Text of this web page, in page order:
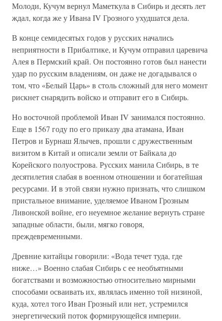
Молоди, Кучум вернул Маметкула в Сибирь и десять лет
ждал, когда же у Ивана IV Грозного ухудшатся дела.
В конце семидесятых годов у русских начались
неприятности в Прибалтике, и Кучум отправил царевича
Алея в Пермский край. Он постоянно готов был нанести
удар по русским владениям, он даже не догадывался о
том, что «Белый Царь» в столь сложный для него момент
рискнет снарядить войско и отправит его в Сибирь.
Но восточной проблемой Иван IV занимался постоянно.
Еще в 1567 году по его приказу два атамана, Иван
Петров и Бурнаш Ялычев, прошли с дружественным
визитом в Китай и описали земли от Байкала до
Корейского полуострова. Русских манила Сибирь, в те
десятилетия слабая в военном отношении и богатейшая
ресурсами. И в этой связи нужно признать, что слишком
пристальное внимание, уделяемое Иваном Грозным
Ливонской войне, его неуемное желание вернуть стране
западные области, были, мягко говоря,
преждевременными.
Древние китайцы говорили: «Вода течет туда, где
ниже…» Военно слабая Сибирь с ее необъятными
богатствами и возможностью относительно мирными
способами осваивать их, являлась именно той низиной,
куда, хотел того Иван Грозный или нет, устремился
энергетический поток формирующейся империи.